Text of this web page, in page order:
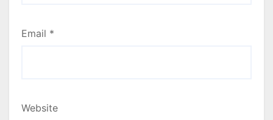
Email *
Website